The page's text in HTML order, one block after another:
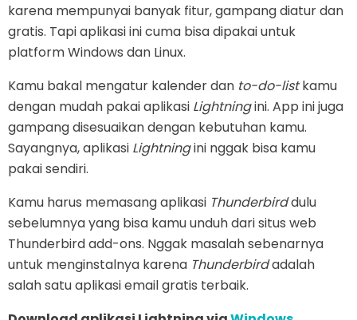
karena mempunyai banyak fitur, gampang diatur dan
gratis. Tapi aplikasi ini cuma bisa dipakai untuk
platform Windows dan Linux.
Kamu bakal mengatur kalender dan to-do-listkamu
dengan mudah pakai aplikasi Lightningini. App ini juga
gampang disesuaikan dengan kebutuhan kamu.
Sayangnya, aplikasi Lightningini nggak bisa kamu
pakai sendiri.
Kamu harus memasang aplikasi Thunderbirddulu
sebelumnya yang bisa kamu unduh dari situs web
Thunderbird add-ons. Nggak masalah sebenarnya
untuk menginstalnya karena Thunderbirdadalah
salah satu aplikasi email gratis terbaik.